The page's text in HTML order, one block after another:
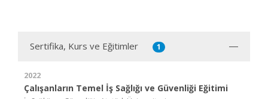
Sertifika, Kurs ve Eğitimler 1
2022
Çalışanların Temel İş Sağlığı ve Güvenliği Eğitimi